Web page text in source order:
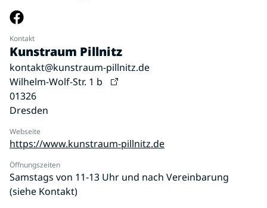
Kontakt
Kunstraum Pillnitz
kontakt@kunstraum-pillnitz.de
Wilhelm-Wolf-Str. 1 b
01326
Dresden
Webseite
https://www.kunstraum-pillnitz.de
Öffnungszeiten
Samstags von 11-13 Uhr und nach Vereinbarung
(siehe Kontakt)